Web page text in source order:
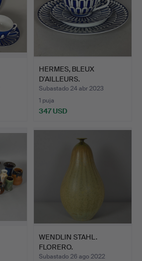
HERMES, BLEUX
D'AILLEURS.
Subastado 24 abr 2023
1 puja
347 USD
WENDLIN STAHL.
FLORERO.
Subastado 26 ago 2022